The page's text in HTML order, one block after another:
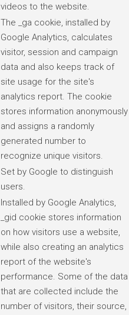
videos to the website.
The _ga cookie, installed by
Google Analytics, calculates
visitor, session and campaign
data and also keeps track of
site usage for the site's
analytics report. The cookie
stores information anonymously
and assigns a randomly
generated number to
recognize unique visitors.
Set by Google to distinguish
users.
Installed by Google Analytics,
_gid cookie stores information
on how visitors use a website,
while also creating an analytics
report of the website's
performance. Some of the data
that are collected include the
number of visitors, their source,